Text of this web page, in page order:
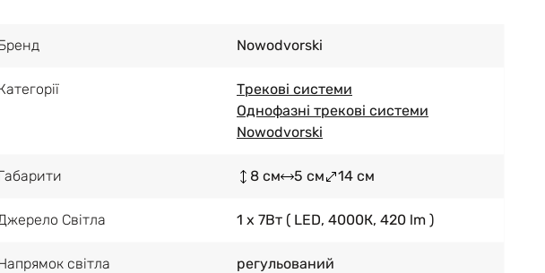
Nowodvorski
Трекові системи
Однофазні трекові системи
Nowodvorski
8 см 5 см 14 см
Світла 1 x 7Вт ( LED, 4000К, 420 lm )
світла регульований